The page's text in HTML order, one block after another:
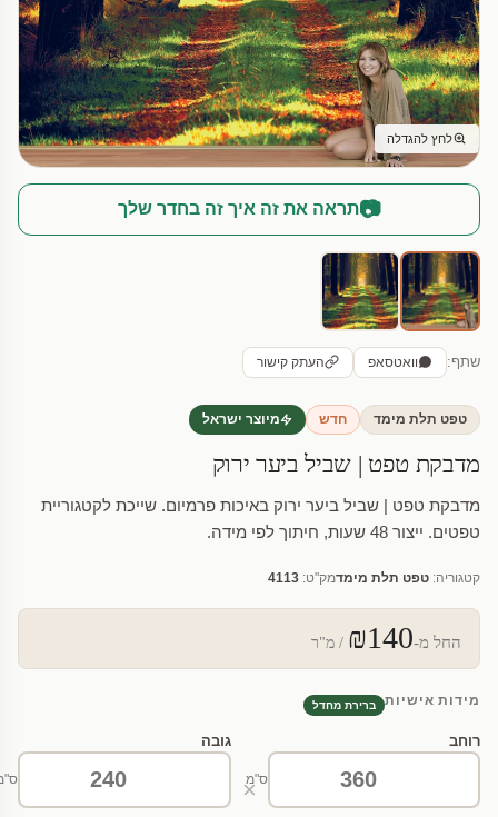
לחץ להגדלה
📷תראה את זה איך זה בחדר שלך
שתף: וואטסאפ העתק קישור
טפט תלת מימד חדש מיוצר ישראל
מדבקת טפט | שביל ביער ירוק
מדבקת טפט | שביל ביער ירוק באיכות פרמיום. שייכת לקטגוריית
טפטים. ייצור 48 שעות, חיתוך לפי מידה.
קטגוריה: טפט תלת מימדמק"ט: 4113
החל מ-₪140 / מ"ר
מידות אישיות ברירת מחדל
רוחב
ס"מ
×
גובה